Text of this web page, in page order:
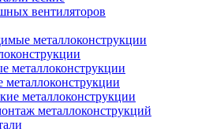
вентиляторов
металлоконструкции
металлоконструкции
металлоконструкции
металлоконструкции
металлоконструкций